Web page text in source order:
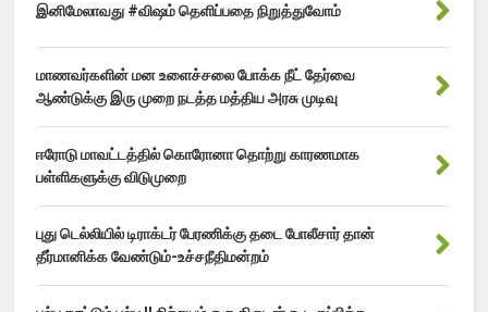
இனிமேலாவது #விஷம் தெளிப்பதை நிறுத்துவோம்
மாணவர்களின் மன உளைச்சலை போக்க நீட் தேர்வை
ஆண்டுக்கு இரு முறை நடத்த மத்திய அரசு முடிவு
ஈரோடு மாவட்டத்தில் கொரோனா தொற்று காரணமாக
பள்ளிகளுக்கு விடுமுறை
புது டெல்லியில் டிராக்டர் பேரணிக்கு தடை போலீசார் தான்
தீர்மானிக்க வேண்டும்-உச்சநீதிமன்றம்